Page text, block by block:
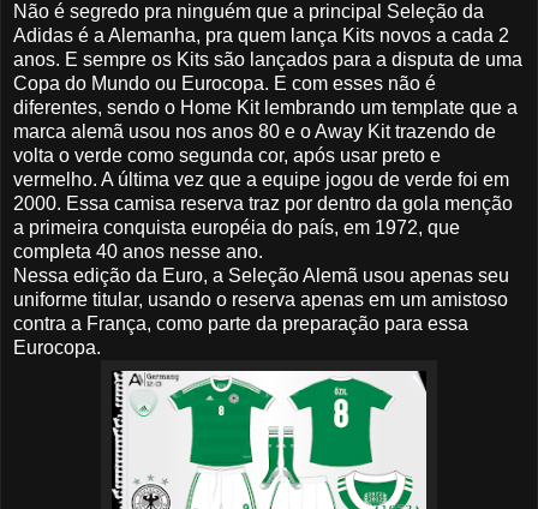
Não é segredo pra ninguém que a principal Seleção da
Adidas é a Alemanha, pra quem lança Kits novos a cada 2
anos. E sempre os Kits são lançados para a disputa de uma
Copa do Mundo ou Eurocopa. E com esses não é
diferentes, sendo o Home Kit lembrando um template que a
marca alemã usou nos anos 80 e o Away Kit trazendo de
volta o verde como segunda cor, após usar preto e
vermelho. A última vez que a equipe jogou de verde foi em
2000. Essa camisa reserva traz por dentro da gola menção
a primeira conquista européia do país, em 1972, que
completa 40 anos nesse ano.
Nessa edição da Euro, a Seleção Alemã usou apenas seu
uniforme titular, usando o reserva apenas em um amistoso
contra a França, como parte da preparação para essa
Eurocopa.